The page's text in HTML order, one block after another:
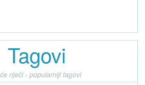
Tagovi
riječi › popularniji tagovi